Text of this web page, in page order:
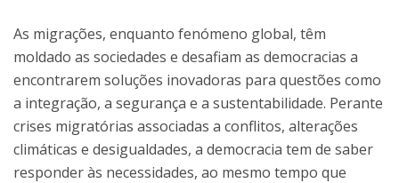
As migrações, enquanto fenómeno global, têm
moldado as sociedades e desafiam as democracias a
encontrarem soluções inovadoras para questões como
a integração, a segurança e a sustentabilidade. Perante
crises migratórias associadas a conflitos, alterações
climáticas e desigualdades, a democracia tem de saber
responder às necessidades, ao mesmo tempo que